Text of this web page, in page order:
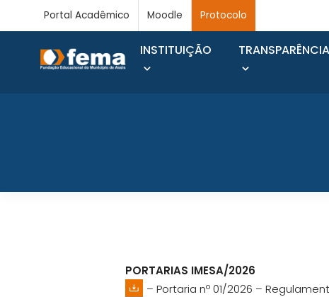
Portal Acadêmico Moodle Protocolo
INSTITUIÇÃO TRANSPARÊNCIA
PORTARIAS IMESA/2026
– Portaria nº 01/2026 –